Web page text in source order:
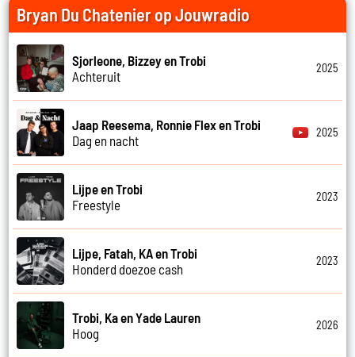
Bryan Du Chatenier op Jouwradio
Sjorleone, Bizzey en Trobi
Achteruit
2025
Jaap Reesema, Ronnie Flex en Trobi
Dag en nacht
2025
Lijpe en Trobi
Freestyle
2023
Lijpe, Fatah, KA en Trobi
Honderd doezoe cash
2023
Trobi, Ka en Yade Lauren
Hoog
2026